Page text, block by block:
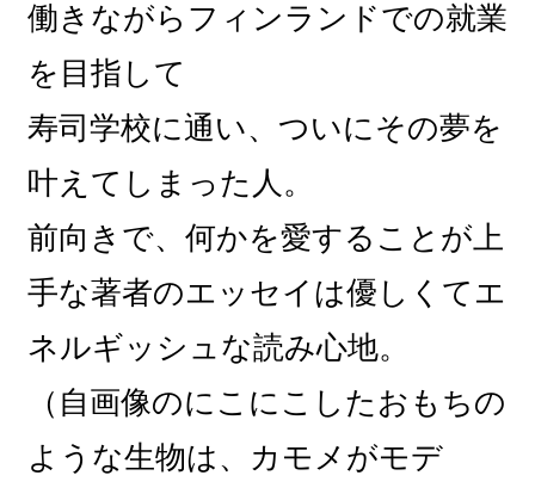
働きながらフィンランドでの就業
を目指して
寿司学校に通い、ついにその夢を
叶えてしまった人。
前向きで、何かを愛することが上
手な著者のエッセイは優しくてエ
ネルギッシュな読み心地。
（自画像のにこにこしたおもちの
ような生物は、カモメがモデ